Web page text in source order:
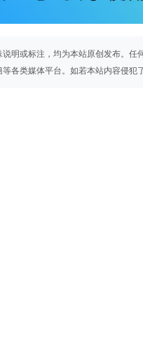
明或标注，均为本站原创发布。任
各类媒体平台。如若本站内容侵犯